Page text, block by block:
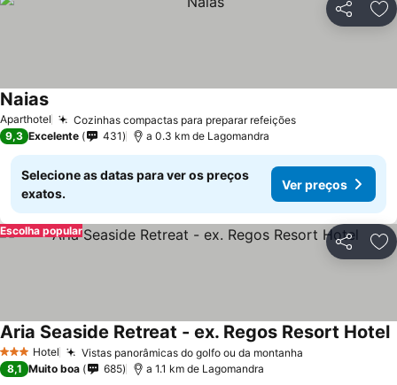
Partilhar
Aparthotel Cozinhas compactas para preparar refeições
Naias
9,3 Excelente 431 a 0.3 km de Lagomandra
Selecione as datas para ver os preços
exatos.
Ver preços
Partilhar
Escolha popular
3 EstrelasHotel Vistas panorâmicas do golfo ou da montanha
Aria Seaside Retreat - ex. Regos Resort Hotel
8,1 Muito boa 685 a 1.1 km de Lagomandra